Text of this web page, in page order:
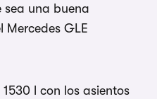
sea una buena
GLE
l con los asientos